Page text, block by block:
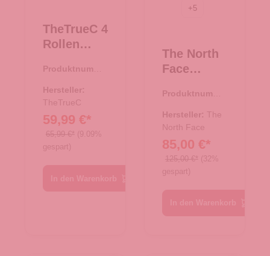
TheTrueC 4
Rollen
Superlight
67cm
Kopenhage
n
black/rose
Produktnumme
Hersteller:
TheTrueC
59,99 €*
65,99 €* (9.09%
gespart)
+5
The North
Face
e/Rucksac
k Base
Camp
Duffel XS
TNF Black
Produktnumme
Hersteller: The
North Face
85,00 €*
125,00 €* (32%
gespart)